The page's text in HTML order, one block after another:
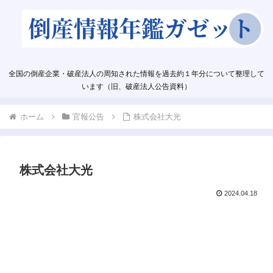
全国の倒産企業・破産法人の周知された情報を過去約１年分について整理して
います（旧、破産法人公告資料）
ホーム 官報公告 株式会社大光
株式会社大光
2024.04.18